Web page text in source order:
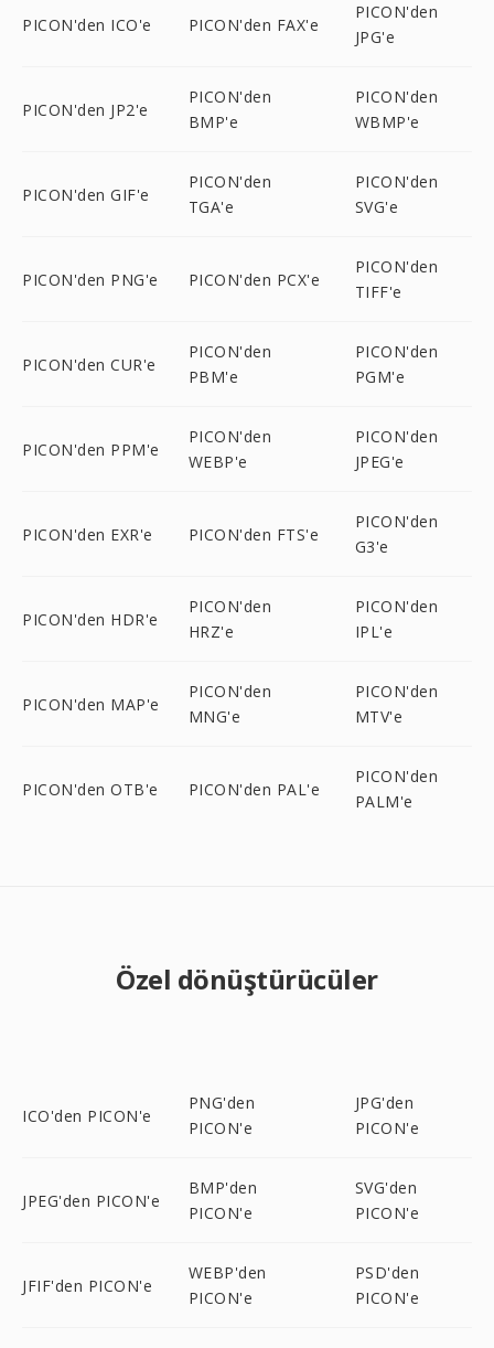
PICON'den ICO'e PICON'den FAX'e
PICON'den
JPG'e
PICON'den JP2'e
PICON'den
BMP'e
PICON'den
WBMP'e
PICON'den GIF'e
PICON'den
TGA'e
PICON'den
SVG'e
PICON'den PNG'e PICON'den PCX'e
PICON'den
TIFF'e
PICON'den CUR'e
PICON'den
PBM'e
PICON'den
PGM'e
PICON'den PPM'e
PICON'den
WEBP'e
PICON'den
JPEG'e
PICON'den EXR'e PICON'den FTS'e
PICON'den
G3'e
PICON'den HDR'e
PICON'den
HRZ'e
PICON'den
IPL'e
PICON'den MAP'e
PICON'den
MNG'e
PICON'den
MTV'e
PICON'den OTB'e PICON'den PAL'e
PICON'den
PALM'e
Özel dönüştürücüler
ICO'den PICON'e
PNG'den
PICON'e
JPG'den
PICON'e
JPEG'den PICON'e
BMP'den
PICON'e
SVG'den
PICON'e
JFIF'den PICON'e
WEBP'den
PICON'e
PSD'den
PICON'e